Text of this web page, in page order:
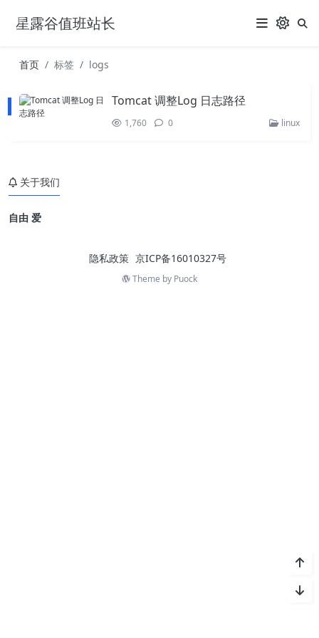
星露谷值班站长
首页 标签 logs
Tomcat 调整Log 日志路径
1,760 0 linux
关于我们
自由 爱
隐私政策 京ICP备16010327号
Theme by Puock